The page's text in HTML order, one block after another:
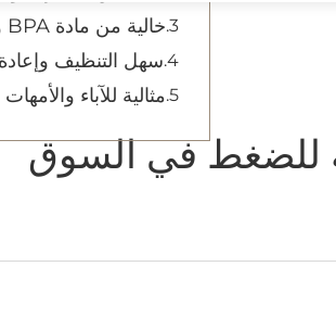
للضغط في السوق
خالية من مادة BPA وأمنة على الطفل
سهل التنظيف
مثالية للآباء والأمهات